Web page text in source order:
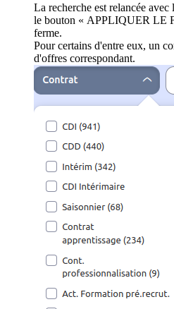
La recherche est relancée
le bouton « APPLIQUER LE
ferme.
Pour certains d'entre eux, un
d'offres correspondant.